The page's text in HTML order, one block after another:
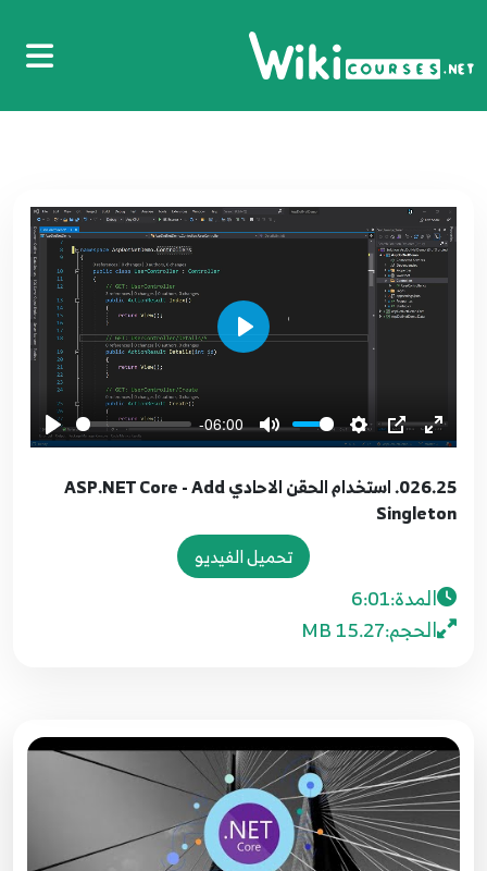
-06:00
Play
026.25. استخدام الحقن الاحادي ASP.NET Core - Add
Singleton
تحميل الفيديو
المدة:6:01
الحجم:15.27 MB
016.15. تحسين التصميم ASP.NET Core - Use
17
017.16. استخدام ملف الاعدادات ASP.NET Core -
Use AppSettings File
8:51
018.17. استخدام الحقن في محرك ASP.NET Core -
Inject Directive Razor
19
019.18. ملف مصادر المشروع ASP.NET Core -
5:07
20
020. 19. ما هو نمط ASP.NET Core What is MVC
4:47
22
022.21. انشاء واجهة في العمليات ASP.NET Core -
Create IDataHelper
9:01